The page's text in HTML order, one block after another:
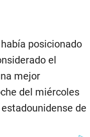
posicionado
el
mejor
del miércoles
de